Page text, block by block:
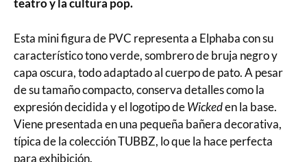
teatro y la cultura pop.
Esta mini figura de PVC representa a Elphaba con su
característico tono verde, sombrero de bruja negro y
capa oscura, todo adaptado al cuerpo de pato. A pesar
de su tamaño compacto, conserva detalles como la
expresión decidida y el logotipo deWickeden la base.
Viene presentada en una pequeña bañera decorativa,
típica de la colección TUBBZ, lo que la hace perfecta
para exhibición.